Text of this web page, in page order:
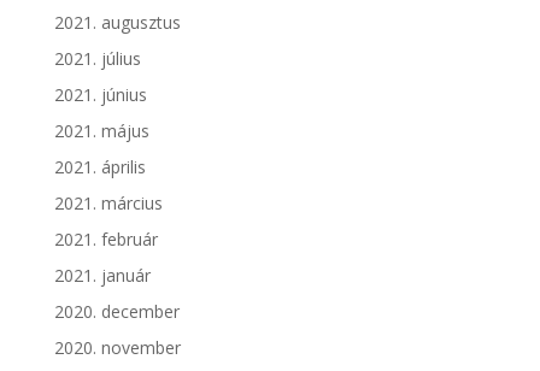
2021. augusztus
2021. július
2021. június
2021. május
2021. április
2021. március
2021. február
2021. január
2020. december
2020. november